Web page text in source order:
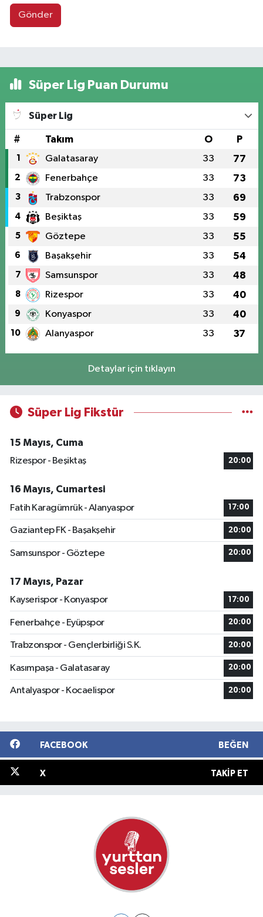
Gönder
Süper Lig Puan Durumu
Süper Lig
# Takım O P
1 Galatasaray 33 77
2 Fenerbahçe 33 73
3 Trabzonspor 33 69
4 Beşiktaş 33 59
5 Göztepe 33 55
6 Başakşehir 33 54
7 Samsunspor 33 48
8 Rizespor 33 40
9 Konyaspor 33 40
10 Alanyaspor 33 37
Detaylar için tıklayın
Süper Lig Fikstür
15 Mayıs, Cuma
Rizespor - Beşiktaş
20:00
16 Mayıs, Cumartesi
Fatih Karagümrük - Alanyaspor
17:00
Gaziantep FK - Başakşehir 20:00
Samsunspor - Göztepe 20:00
17 Mayıs, Pazar
Kayserispor - Konyaspor
17:00
Fenerbahçe - Eyüpspor 20:00
Trabzonspor - Gençlerbirliği S.K. 20:00
Kasımpaşa - Galatasaray 20:00
Antalyaspor - Kocaelispor 20:00
FACEBOOK BEĞEN
X TAKIP ET